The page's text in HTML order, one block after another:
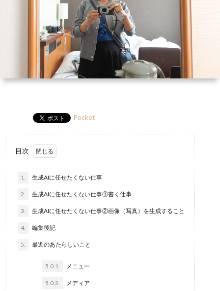
講
Pocket
目次
1. 生成AIに任せたくない仕事
2. 生成AIに任せたくない仕事①書く仕事
3. 生成AIに任せたくない仕事②画像（写真）を生成すること
4. 編集後記
5. 最近のあたらしいこと
5.0.1. メニュー
5.0.2. メディア